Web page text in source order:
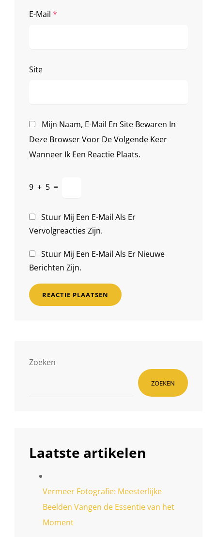
E-Mail *
Site
Mijn Naam, E-Mail En Site Bewaren In
Deze Browser Voor De Volgende Keer
Wanneer Ik Een Reactie Plaats.
9 + 5 =
Stuur Mij Een E-Mail Als Er
Vervolgreacties Zijn.
Stuur Mij Een E-Mail Als Er Nieuwe
Berichten Zijn.
Zoeken
ZOEKEN
Laatste artikelen
Vermeer Fotografie: Meesterlijke
Beelden Vangen de Essentie van het
Moment